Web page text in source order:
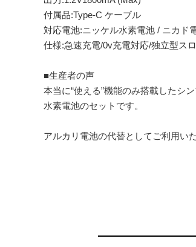
付属品:Type-C ケーブル
対応電池:ニッケル水素電池 / ニカド
仕様:急速充電/0v充電対応/独立型ス
■生産者の声
本当に“使える”機能のみ搭載したシ
水素電池のセットです。
アルカリ電池の代替としてご利用い